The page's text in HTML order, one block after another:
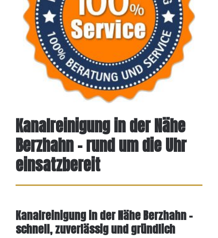
Kanalreinigung in der Nähe
Berzhahn – rund um die Uhr
einsatzbereit
Kanalreinigung in der Nähe Berzhahn –
schnell, zuverlässig und gründlich